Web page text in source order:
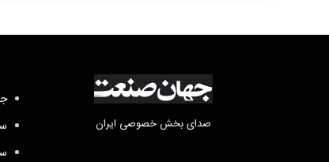
صدای بخش خصوصی ایران